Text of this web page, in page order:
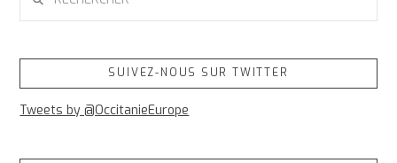
SUIVEZ-NOUS SUR TWITTER
Tweets by @OccitanieEurope